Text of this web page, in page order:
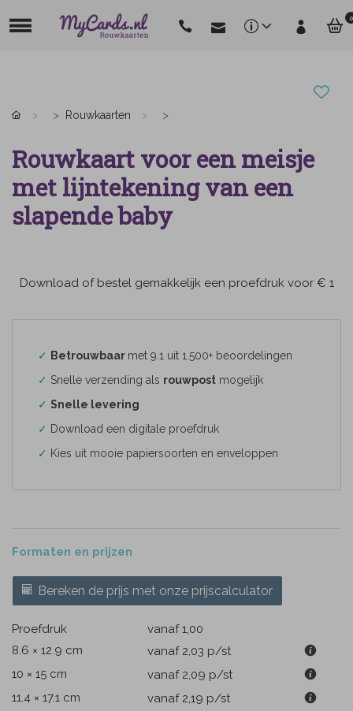
0
Rouwkaarten
Rouwkaart voor een meisje
met lijntekening van een
slapende baby
Download of bestel gemakkelijk een proefdruk voor € 1
✓ Betrouwbaar met 9.1 uit 1.500+ beoordelingen
✓ Snelle verzending als rouwpost mogelijk
✓ Snelle levering
✓ Download een digitale proefdruk
✓ Kies uit mooie papiersoorten en enveloppen
Formaten en prijzen
Bereken de prijs met onze prijscalculator
Proefdruk
vanaf 1,00
8.6 × 12.9 cm
vanaf 2,03 p/st
10 × 15 cm
vanaf 2,09 p/st
11.4 × 17.1 cm
vanaf 2,19 p/st